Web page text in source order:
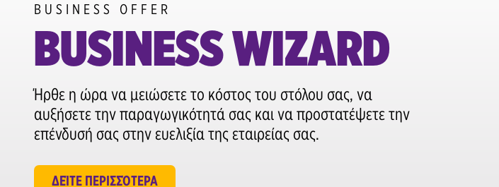
BUSINESS OFFER
BUSINESS WIZARD
Ήρθε η ώρα να μειώσετε το κόστος του στόλου σας, να
αυξήσετε την παραγωγικότητά σας και να προστατέψετε την
επένδυσή σας στην ευελιξία της εταιρείας σας.
ΔΕΊΤΕ ΠΕΡΙΣΣΌΤΕΡΑ